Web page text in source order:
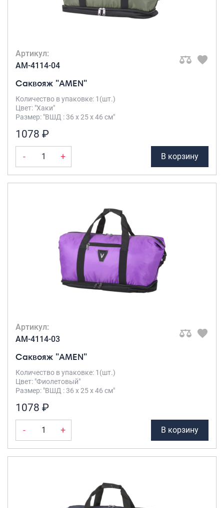
Артикул:
AM-4114-04
Саквояж "AMEN"
Количество в упаковке: 1(шт.)
Цвет: "Хаки"
Размер: "ВШД : 36 х 25 х 46 см"
1078 ₽
- + В корзину
Артикул:
AM-4114-03
Саквояж "AMEN"
Количество в упаковке: 1(шт.)
Цвет: "Фиолетовый"
Размер: "ВШД : 36 х 25 х 46 см"
1078 ₽
- + В корзину